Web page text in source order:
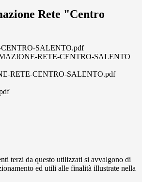
Rete "Centro
SALENTO.pdf
RETE-CENTRO-SALENTO
RETE-CENTRO-SALENTO.pdf
terzi da questo utilizzati si avvalgono di
ed utili alle finalità illustrate nella